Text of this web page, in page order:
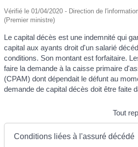
Vérifié le 01/04/2020 - Direction de
(Premier ministre)
Le capital décès est une indemnité qui
capital aux ayants droit d'un salarié
conditions. Son montant est forfaitaire.
faire la demande à la caisse primaire
(CPAM) dont dépendait le défunt au
demande de capital décès doit être faite
Tout
Conditions liées à l'assuré décédé